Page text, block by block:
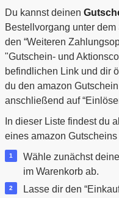
Du kannst deinen
Bestellvorgang unter dem
den “Weiteren
"Gutschein- und
befindlichen Link und dir
du den amazon
anschließend auf
In dieser Liste findest du
eines amazon
Wähle zunächst
im Warenkorb ab.
Lasse dir den